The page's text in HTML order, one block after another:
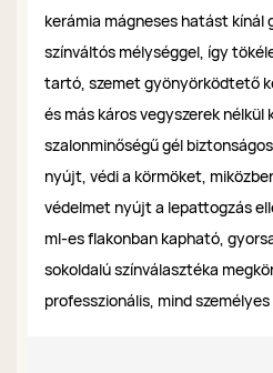
kerámia mágneses hatást kínál
színváltós mélységgel, így
tartó, szemet gyönyörködtető
és más káros vegyszerek nélkül
szalonminőségű gél
nyújt, védi a körmöket,
védelmet nyújt a lepattogzás
ml-es flakonban kapható,
sokoldalú színválasztéka
professzionális, mind